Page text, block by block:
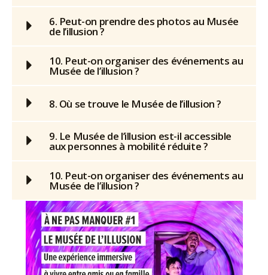
6. Peut-on prendre des photos au Musée
de l’illusion ?
10. Peut-on organiser des événements au
Musée de l’illusion ?
8. Où se trouve le Musée de l’illusion ?
9. Le Musée de l’illusion est-il accessible
aux personnes à mobilité réduite ?
10. Peut-on organiser des événements au
Musée de l’illusion ?